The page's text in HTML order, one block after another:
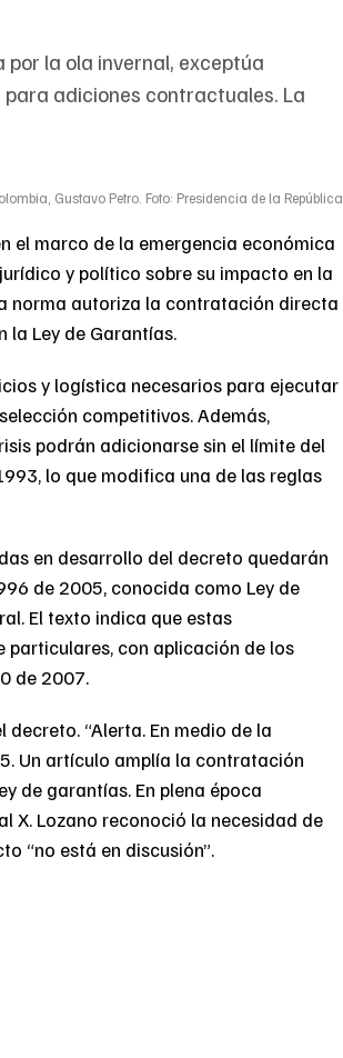
la ola invernal, exceptúa
adiciones contractuales. La
Gustavo Petro. Foto: Presidencia de la República.
el marco de la emergencia económica
y político sobre su impacto en la
norma autoriza la contratación directa
la Ley de Garantías.
y logística necesarios para ejecutar
competitivos. Además,
podrán adicionarse sin el límite del
lo que modifica una de las reglas
en desarrollo del decreto quedarán
de 2005, conocida como Ley de
El texto indica que estas
con aplicación de los
de 2007.
“Alerta. En medio de la
Un artículo amplía la contratación
de garantías. En plena época
X. Lozano reconoció la necesidad de
“no está en discusión”.